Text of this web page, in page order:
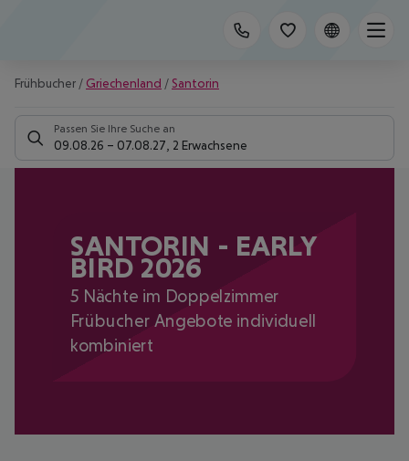
Frühbucher / Griechenland / Santorin
Passen Sie Ihre Suche an
09.08.26 – 07.08.27 2 Erwachsene
SANTORIN - EARLY
BIRD 2026
5 Nächte im Doppelzimmer
Frübucher Angebote individuell
kombiniert